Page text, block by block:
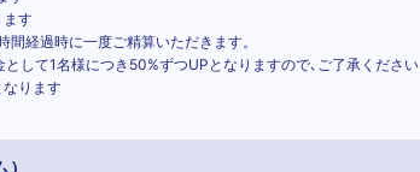
ます
経過時に一度ご精算いただきます。
して1名様につき50%ずつUPとなりますので､ご了承ください
ります